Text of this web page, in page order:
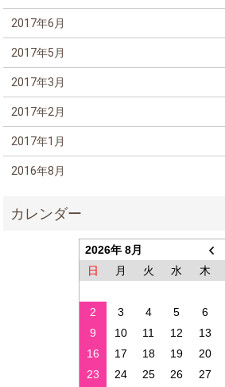
2017年6月
2017年5月
2017年3月
2017年2月
2017年1月
2016年8月
2026年 8月
日
月 火 水 木
2
3 4 5 6
9
10 11 12 13
16
17 18 19 20
23
24 25 26 27